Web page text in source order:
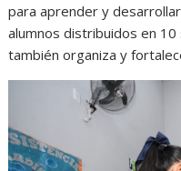
para aprender y
alumnos distribuidos en
también organiza y